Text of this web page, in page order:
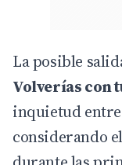
La posible
Volverías con
inquietud
considerando